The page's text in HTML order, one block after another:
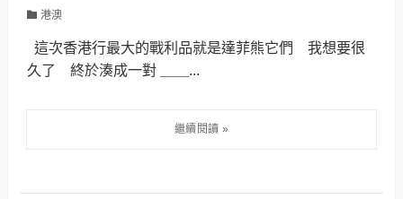
港澳
這次香港行最大的戰利品就是達菲熊它們 我想要很
久了 終於湊成一對 ＿＿...